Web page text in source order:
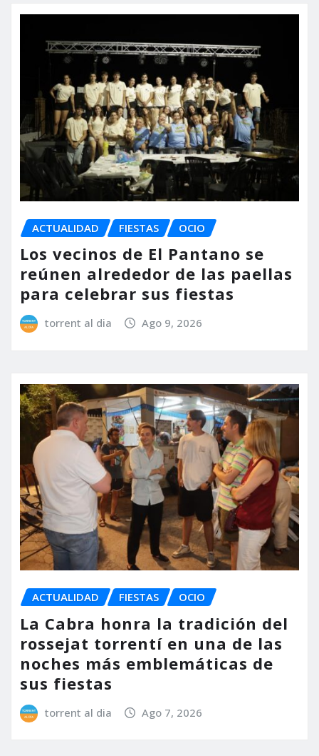
ACTUALIDAD FIESTAS OCIO
Los vecinos de El Pantano se
reúnen alrededor de las paellas
para celebrar sus fiestas
torrent al dia Ago 9, 2026
ACTUALIDAD FIESTAS OCIO
La Cabra honra la tradición del
rossejat torrentí en una de las
noches más emblemáticas de
sus fiestas
torrent al dia Ago 7, 2026